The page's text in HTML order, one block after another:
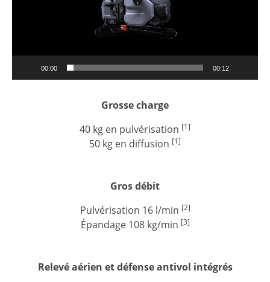
00:00 00:12
Grosse charge
40 kg en pulvérisation [1]
50 kg en diffusion [1]
Gros débit
Pulvérisation 16 l/min [2]
Épandage 108 kg/min [3]
Relevé aérien et défense antivol intégrés